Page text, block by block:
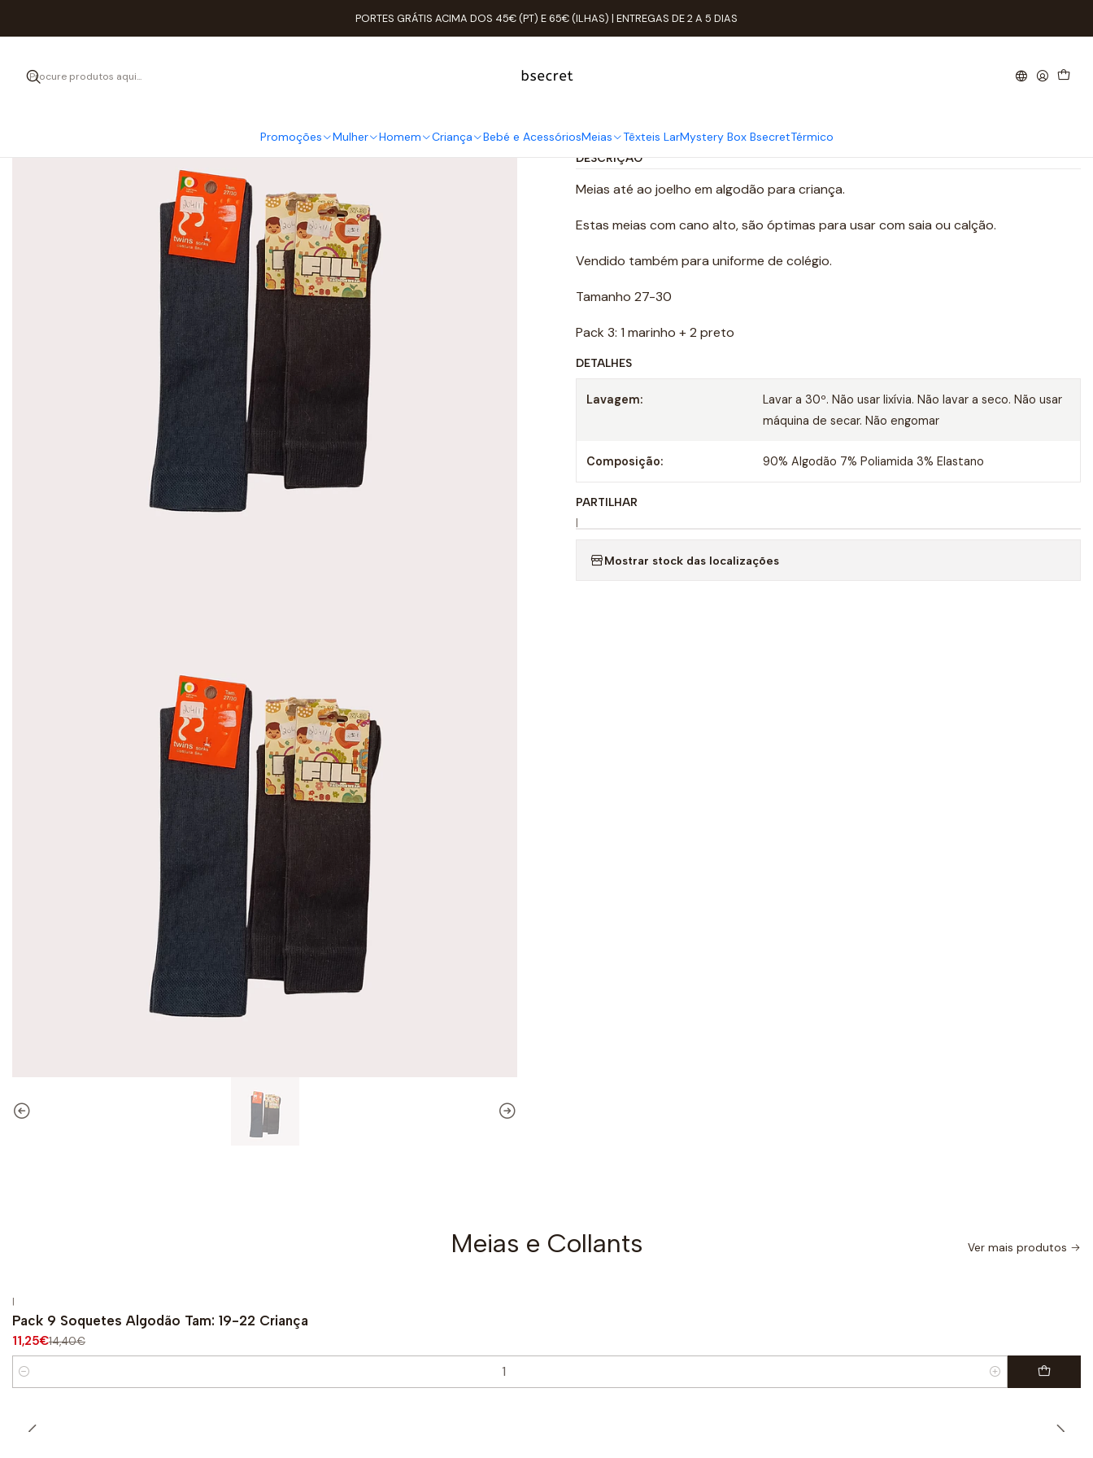
Promoções Mulher Homem Criança Bebé e AcessóriosMeias Têxteis LarMystery Box BsecretTérmico
PORTES GRÁTIS ACIMA DOS 45€ (PT) E 65€ (ILHAS) | ENTREGAS DE 2 A 5 DIAS
Início Meias Meias altas Pack 3 Meias Altas Algodão Tam: 27-30
Pack 3 Meias Altas Algodão Tam: 27-30
Quantidade
DESCRIÇÃO
Meias até ao joelho em algodão para criança.
Estas meias com cano alto, são óptimas para usar com saia ou calção.
Vendido também para uniforme de colégio.
Tamanho 27-30
Pack 3: 1 marinho + 2 preto
DETALHES
Lavagem:
Lavar a 30º. Não usar lixívia. Não lavar a seco. Não usar
máquina de secar. Não engomar
Composição: 90% Algodão 7% Poliamida 3% Elastano
PARTILHAR
|
Mostrar stock das localizações
Meias e Collants Ver mais produtos
|
Pack 9 Soquetes Algodão Tam: 19-22 Criança
11,25€14,40€
Quantidade